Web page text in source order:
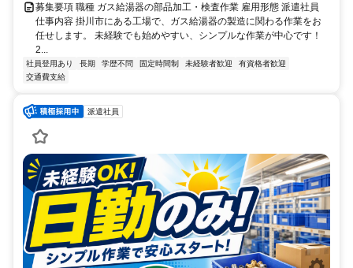
募集要項 職種 ガス給湯器の部品加工・検査作業 雇用形態 派遣社員
仕事内容 掛川市にある工場で、ガス給湯器の製造に関わる作業をお
任せします。 未経験でも始めやすい、シンプルな作業が中心です！
2...
社員登用あり 長期 学歴不問 固定時間制 未経験者歓迎
有資格者歓迎
交通費支給
派遣社員